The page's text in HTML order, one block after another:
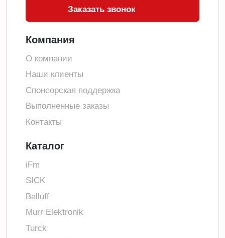
Заказать звонок
Компания
О компании
Наши клиенты
Спонсорская поддержка
Выполненные заказы
Контакты
Каталог
iFm
SICK
Balluff
Murr Elektronik
Turck